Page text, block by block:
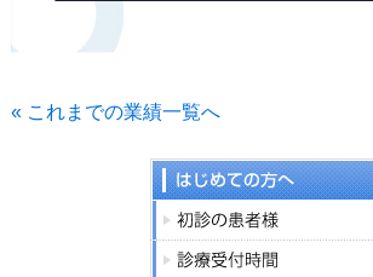
« これまでの業績一覧へ